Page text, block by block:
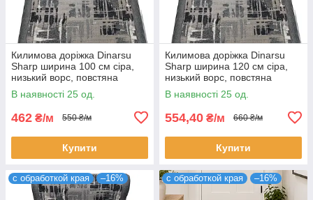
Килимова доріжка Dinarsu
Sharp ширина 100 см сіра,
низький ворс, повстяна
основа, на відріз (ціна за пог.
м)
В наявності 25 од.
462 ₴/м 550 ₴/м
Купити
Килимова доріжка Dinarsu
Sharp ширина 120 см сіра,
низький ворс, повстяна
основа, на відріз (ціна за пог.
м)
В наявності 25 од.
554,40 ₴/м 660 ₴/м
Купити
с обработкой края –16% с обработкой края –16%